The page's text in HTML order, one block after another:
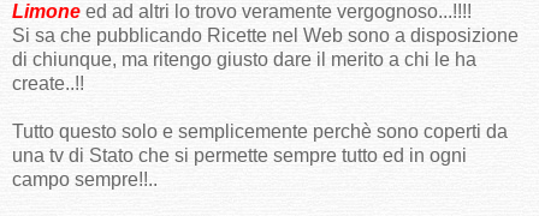
Limone ed ad altri lo trovo veramente vergognoso...!!!!
Si sa che pubblicando Ricette nel Web sono a disposizione
di chiunque, ma ritengo giusto dare il merito a chi le ha
create..!!
Tutto questo solo e semplicemente perchè sono coperti da
una tv di Stato che si permette sempre tutto ed in ogni
campo sempre!!..